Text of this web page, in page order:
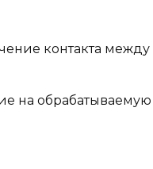
контакта
на обрабатываемую